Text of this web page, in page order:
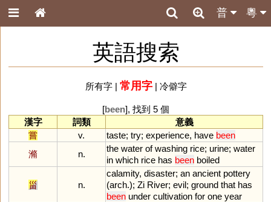
粵
普
英語搜索
所有字| 常用字| 冷僻字
[been], 找到 5 個
漢字
詞類
意義
嘗
v. taste; try; experience, have been
滫
n.
the water of washing rice; urine; water
in which rice has been boiled
甾 n.
calamity, disaster; an ancient pottery
(arch.); Zi River; evil; ground that has
been under cultivation for one year